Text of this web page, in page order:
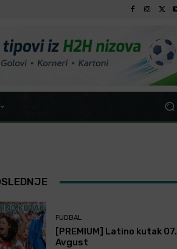
FUDBAL
[PREMIUM] Latino kutak 07.
Avgust